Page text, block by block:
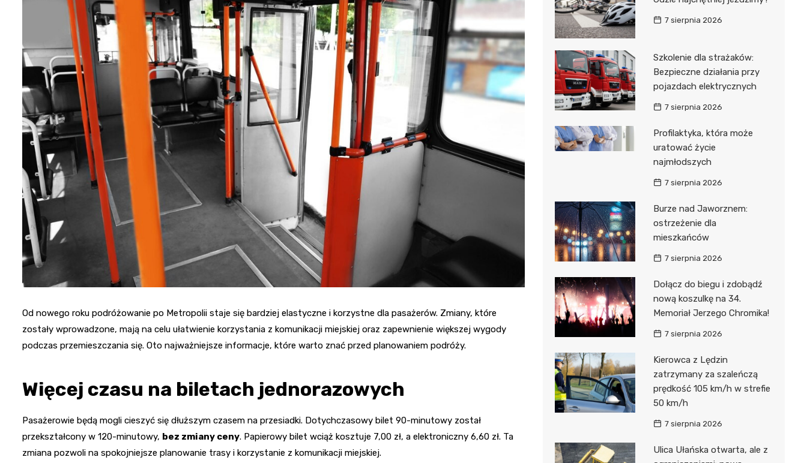
Kościół Najświętszego
Serca Pana Jezusa
Kaplica św. Jana
Chrzciciela
Promenada nad Przemszą
robotnicze Nikiszowiec w
Katowicach
Od nowego roku podróżowanie po Metropolii staje się bardziej elastyczne i korzystne dla pasażerów. Zmiany, które
zostały wprowadzone, mają na celu ułatwienie korzystania z komunikacji miejskiej oraz zapewnienie większej wygody
podczas przemieszczania się. Oto najważniejsze informacje, które warto znać przed planowaniem podróży.
Więcej czasu na biletach jednorazowych
Pasażerowie będą mogli cieszyć się dłuższym czasem na przesiadki. Dotychczasowy bilet 90-minutowy został
przekształcony w 120-minutowy, bez zmiany ceny. Papierowy bilet wciąż kosztuje 7,00 zł, a elektroniczny 6,60 zł. Ta
zmiana pozwoli na spokojniejsze planowanie trasy i korzystanie z komunikacji miejskiej.
7 sierpnia 2026
Szkolenie dla strażaków:
Bezpieczne działania przy
pojazdach elektrycznych
7 sierpnia 2026
Profilaktyka, która może
uratować życie
najmłodszych
7 sierpnia 2026
Burze nad Jaworznem:
ostrzeżenie dla
mieszkańców
7 sierpnia 2026
Dołącz do biegu i zdobądź
nową koszulkę na 34.
Memoriał Jerzego Chromika!
7 sierpnia 2026
Kierowca z Lędzin
zatrzymany za szaleńczą
prędkość 105 km/h w strefie
50 km/h
7 sierpnia 2026
Ulica Ułańska otwarta, ale z